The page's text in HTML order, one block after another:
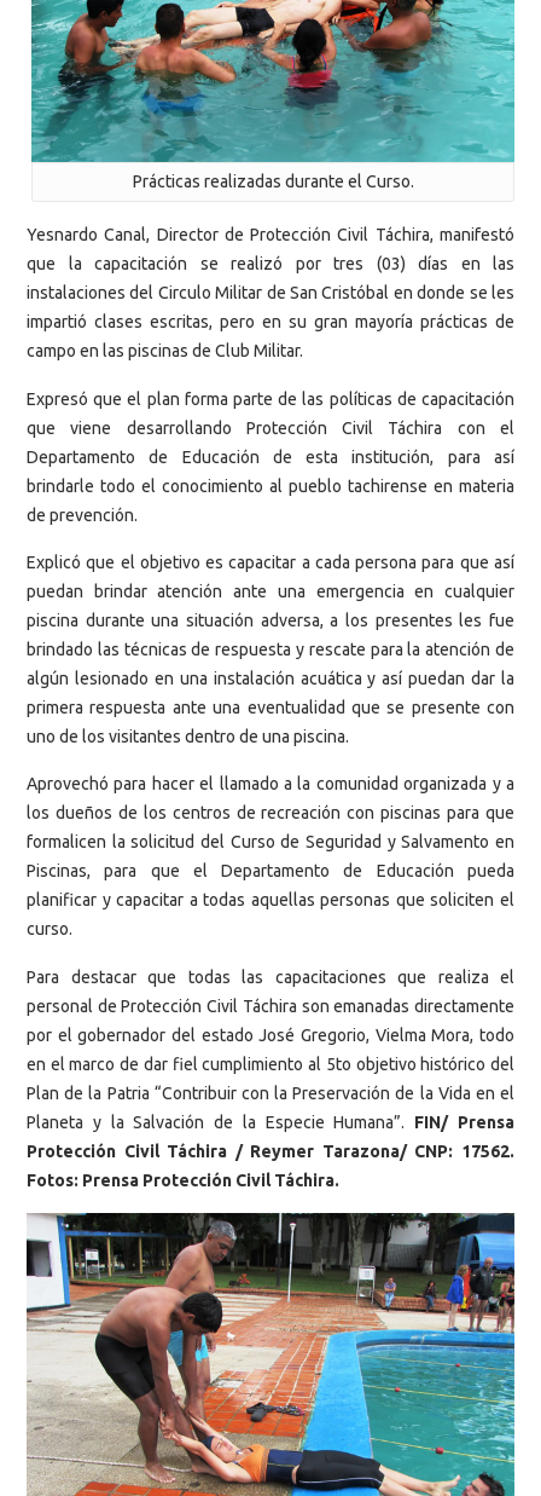
Prácticas realizadas durante el Curso.
Yesnardo Canal, Director de Protección Civil Táchira, manifestó
que la capacitación se realizó por tres (03) días en las
instalaciones del Circulo Militar de San Cristóbal en donde se les
impartió clases escritas, pero en su gran mayoría prácticas de
campo en las piscinas de Club Militar.
Expresó que el plan forma parte de las políticas de capacitación
que viene desarrollando Protección Civil Táchira con el
Departamento de Educación de esta institución, para así
brindarle todo el conocimiento al pueblo tachirense en materia
de prevención.
Explicó que el objetivo es capacitar a cada persona para que así
puedan brindar atención ante una emergencia en cualquier
piscina durante una situación adversa, a los presentes les fue
brindado las técnicas de respuesta y rescate para la atención de
algún lesionado en una instalación acuática y así puedan dar la
primera respuesta ante una eventualidad que se presente con
uno de los visitantes dentro de una piscina.
Aprovechó para hacer el llamado a la comunidad organizada y a
los dueños de los centros de recreación con piscinas para que
formalicen la solicitud del Curso de Seguridad y Salvamento en
Piscinas, para que el Departamento de Educación pueda
planificar y capacitar a todas aquellas personas que soliciten el
curso.
Para destacar que todas las capacitaciones que realiza el
personal de Protección Civil Táchira son emanadas directamente
por el gobernador del estado José Gregorio, Vielma Mora, todo
en el marco de dar fiel cumplimiento al 5to objetivo histórico del
Plan de la Patria “Contribuir con la Preservación de la Vida en el
Planeta y la Salvación de la Especie Humana”. FIN/ Prensa
Protección Civil Táchira / Reymer Tarazona/ CNP: 17562.
Fotos: Prensa Protección Civil Táchira.